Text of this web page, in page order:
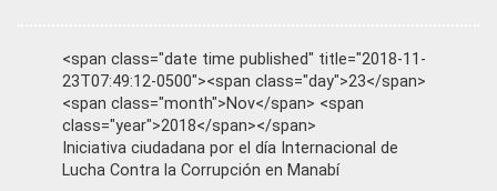
<span class="date time published" title="2018-11-
23T07:49:12-0500"><span class="day">23</span>
<span class="month">Nov</span> <span
class="year">2018</span></span>
Iniciativa ciudadana por el día Internacional de
Lucha Contra la Corrupción en Manabí